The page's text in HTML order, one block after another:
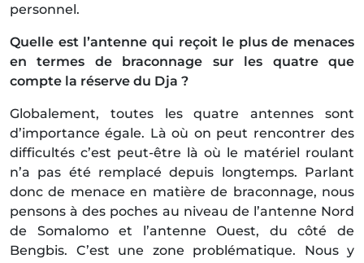
personnel.
Quelle est l’antenne qui reçoit le plus de menaces
en termes de braconnage sur les quatre que
compte la réserve du Dja ?
Globalement, toutes les quatre antennes sont
d’importance égale. Là où on peut rencontrer des
difficultés c’est peut-être là où le matériel roulant
n’a pas été remplacé depuis longtemps. Parlant
donc de menace en matière de braconnage, nous
pensons à des poches au niveau de l’antenne Nord
de Somalomo et l’antenne Ouest, du côté de
Bengbis. C’est une zone problématique. Nous y